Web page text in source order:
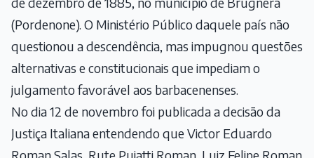
(Pordenone). O Ministério Público daquele país não
questionou a descendência, mas impugnou questões
alternativas e constitucionais que impediam o
julgamento favorável aos barbacenenses.
No dia 12 de novembro foi publicada a decisão da
Justiça Italiana entendendo que Victor Eduardo